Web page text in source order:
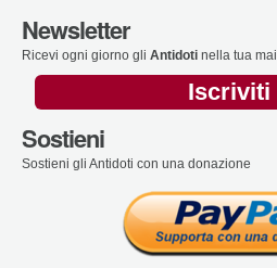
Newsletter
Ricevi ogni giorno gli Antidoti nella tua mail
Iscriviti
Sostieni
Sostieni gli Antidoti con una donazione